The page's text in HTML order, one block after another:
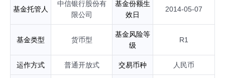
基金托管人
中信银行股份有
限公司
基金份额生
效日
2014-05-07
基金类型 货币型
基金风险等
级
R1
运作方式 普通开放式 交易币种 人民币